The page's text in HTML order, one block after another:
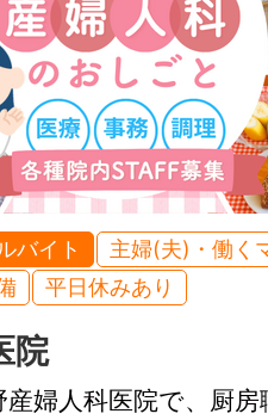
バイト
主婦(夫)・働く
平日休みあり
院
婦人科医院で、厨